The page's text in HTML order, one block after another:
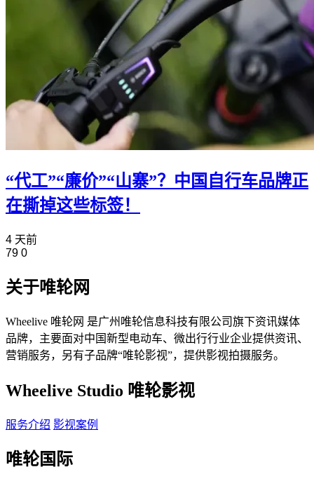
“代工”“廉价”“山寨”？中国自行车品牌正
在撕掉这些标签！
4 天前
79 0
关于唯轮网
Wheelive 唯轮网 是广州唯轮信息科技有限公司旗下资讯媒体
品牌，主要面对中国新型电动车、微出行行业企业提供资讯、
营销服务，另有子品牌“唯轮影视”，提供影视拍摄服务。
Wheelive Studio 唯轮影视
服务介绍 影视案例
唯轮国际